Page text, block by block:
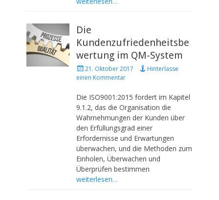
Die
Kundenzufriedenheitsbe
wertung im QM-System
P
o
t
e
d
o
n
21. Oktober 2017
Hinterlasse
einen Kommentar
Die ISO9001:2015 fordert im Kapitel
9.1.2, das die Organisation die
Wahrnehmungen der Kunden über
den Erfüllungsgrad einer
Erfordernisse und Erwartungen
überwachen, und die Methoden zum
Einholen, Überwachen und
Überprüfen bestimmen
weiterlesen…